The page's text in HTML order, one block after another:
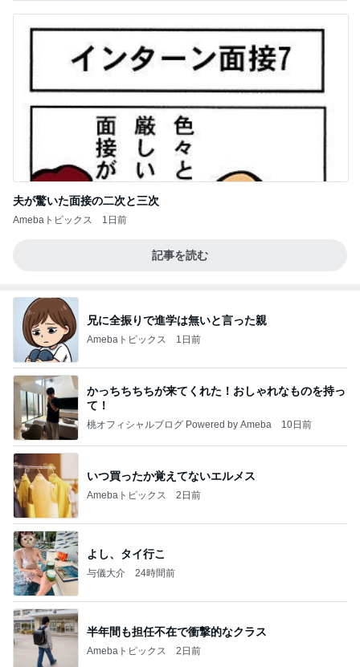
夫が驚いた面接の二次と三次
Amebaトピックス 1日前
記事を読む
兄に全振りで進学は無いと言った親
Amebaトピックス 1日前
かっちちちちが来てくれた！おしゃれなものを持っ
て！
桃オフィシャルブログ Powered by Ameba 10日前
いつ買ったか覚えてないエルメス
Amebaトピックス 2日前
よし、タイ行こ
与儀大介 24時間前
半年間も担任不在で衝撃的なクラス
Amebaトピックス 2日前